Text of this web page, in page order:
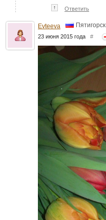
↑ Ответить
Evteeva Пятигорск
23 июня 2015 года #